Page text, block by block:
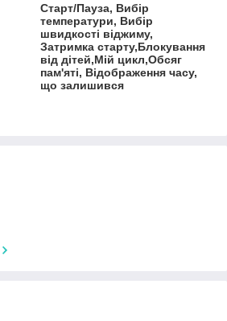
Старт/Пауза, Вибір
температури, Вибір
швидкості віджиму,
Затримка старту,Блокування
від дітей,Мій цикл,Обсяг
пам'яті, Відображення часу,
що залишився